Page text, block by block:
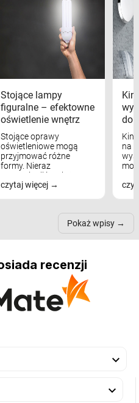
Stojące lampy
figuralne – efektowne
oświetlenie wnętrz
Stojące oprawy
oświetleniowe mogą
przyjmować różne
formy. Nieraz
wspominaliśmy już
modele na łukowych
nich może przydać się w
czytaj więcej
na
Pokaż wpisy
recenzji

